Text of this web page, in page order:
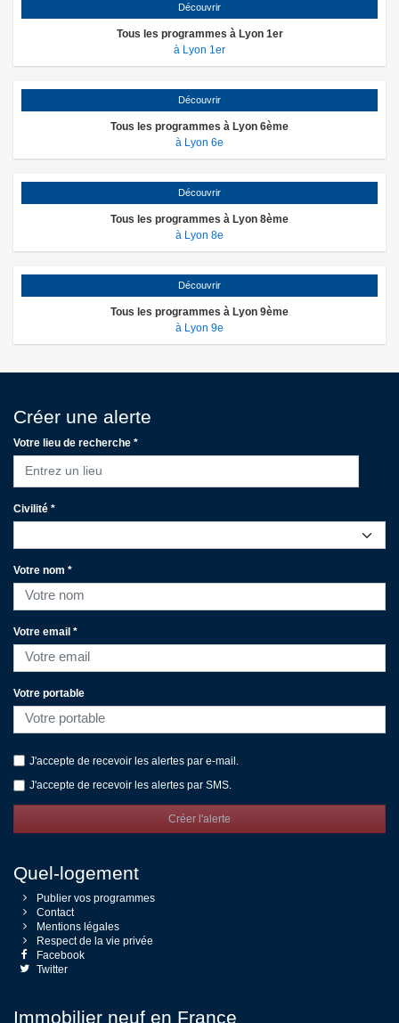
Découvrir
Tous les programmes à Lyon 1er
à Lyon 1er
Découvrir
Tous les programmes à Lyon 6ème
à Lyon 6e
Découvrir
Tous les programmes à Lyon 8ème
à Lyon 8e
Découvrir
Tous les programmes à Lyon 9ème
à Lyon 9e
Créer une alerte
Votre lieu de recherche *
Entrez un lieu
Civilité *
Votre nom *
Votre email *
Votre portable
J'accepte de recevoir les alertes par e-mail.
J'accepte de recevoir les alertes par SMS.
Créer l'alerte
Quel-logement
Publier vos programmes
Contact
Mentions légales
Respect de la vie privée
Facebook
Twitter
Immobilier neuf en France